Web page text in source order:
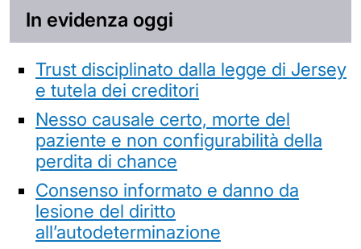
In evidenza oggi
Trust disciplinato dalla legge di Jersey
e tutela dei creditori
Nesso causale certo, morte del
paziente e non configurabilità della
perdita di chance
Consenso informato e danno da
lesione del diritto
all’autodeterminazione